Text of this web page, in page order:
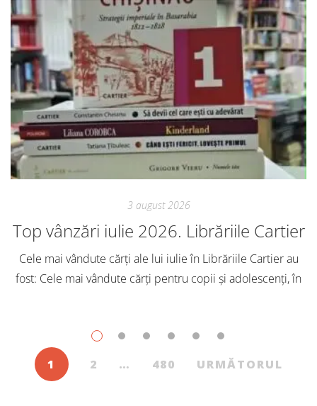
3 august 2026
Top vânzări iulie 2026. Librăriile Cartier
Cele mai vândute cărți ale lui iulie în Librăriile Cartier au
fost: Cele mai vândute cărți pentru copii și adolescenți, în
1 2 … 480 URMĂTORUL